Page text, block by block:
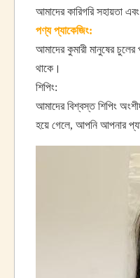
আমাদের কারিগরি সহায়তা
পণ্য প্যাকেজিং:
আমাদের কুমারী মানুষের চুলের
থাকে।
শিপিং:
আমাদের বিশ্বস্ত শিপিং
হয়ে গেলে, আপনি আপনার